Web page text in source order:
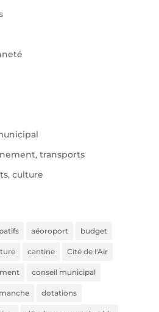
transports
culture
aéoroport budget
cantine Cité de l'Air
conseil municipal
dotations